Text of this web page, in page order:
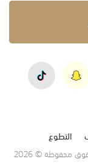
التطوع
محفوظة © 2026